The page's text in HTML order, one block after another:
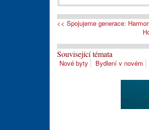
<< Spojujeme generace:
Související témata
Nové byty Bydlení v novém